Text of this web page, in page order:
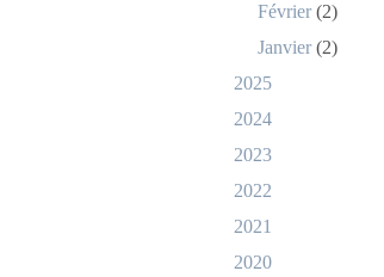
Février (2)
Janvier (2)
2025
2024
2023
2022
2021
2020